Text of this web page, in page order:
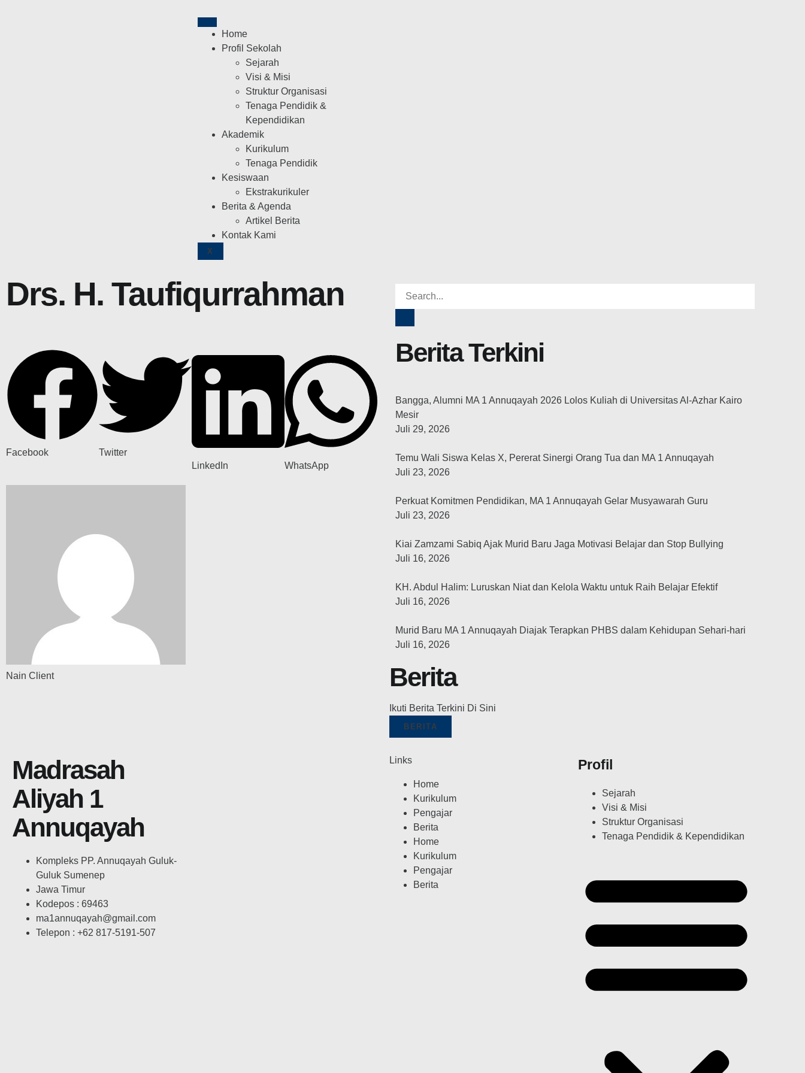
Home
Profil Sekolah
Sejarah
Visi & Misi
Struktur Organisasi
Tenaga Pendidik &
Kependidikan
Akademik
Kurikulum
Tenaga Pendidik
Kesiswaan
Ekstrakurikuler
Berita & Agenda
Artikel Berita
Kontak Kami
X
Drs. H. Taufiqurrahman
Facebook
Twitter
LinkedIn
WhatsApp
Nain Client
Berita Terkini
Bangga, Alumni MA 1 Annuqayah 2026 Lolos Kuliah di Universitas Al-Azhar Kairo
Mesir
Juli 29, 2026
Temu Wali Siswa Kelas X, Pererat Sinergi Orang Tua dan MA 1 Annuqayah
Juli 23, 2026
Perkuat Komitmen Pendidikan, MA 1 Annuqayah Gelar Musyawarah Guru
Juli 23, 2026
Kiai Zamzami Sabiq Ajak Murid Baru Jaga Motivasi Belajar dan Stop Bullying
Juli 16, 2026
KH. Abdul Halim: Luruskan Niat dan Kelola Waktu untuk Raih Belajar Efektif
Juli 16, 2026
Murid Baru MA 1 Annuqayah Diajak Terapkan PHBS dalam Kehidupan Sehari-hari
Juli 16, 2026
Berita
Ikuti Berita Terkini Di Sini
BERITA
Madrasah
Aliyah 1
Annuqayah
Kompleks PP. Annuqayah Guluk-
Guluk Sumenep
Jawa Timur
Kodepos : 69463
ma1annuqayah@gmail.com
Telepon : +62 817-5191-507
Links
Home
Kurikulum
Pengajar
Berita
Home
Kurikulum
Pengajar
Berita
Profil
Sejarah
Visi & Misi
Struktur Organisasi
Tenaga Pendidik & Kependidikan